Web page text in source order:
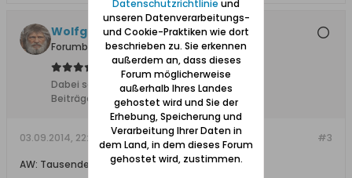
Wolfgang
Forumbetreiber
Dabei seit:
10.02.2008
Beiträge:
11627
#3
03.09.2014, 22:02
AW: Tausende Stare sammeln sich und reisen ab
Datenschutzrichtlinie und
unseren Datenverarbeitungs-
und Cookie-Praktiken wie dort
beschrieben zu. Sie erkennen
außerdem an, dass dieses
Forum möglicherweise
außerhalb Ihres Landes
gehostet wird und Sie der
Erhebung, Speicherung und
Verarbeitung Ihrer Daten in
dem Land, in dem dieses Forum
gehostet wird, zustimmen.